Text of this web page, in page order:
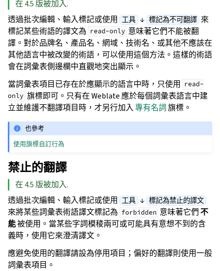
在 4.5 版被加入.
透過批次編輯、輸入標記或使用 工具 ↓ 標記為不可翻譯 來
標記某些術語的譯文為 read-only 意味著它們不能被翻
譯。對於品牌名、產品名、網域、技術名、或其他不應該在
其他語言中被改變的術語，可以使用這個方法。這樣的術語
會在詞彙表側邊欄中直觀地突出顯示。
當詞彙表項目已存在於應顯示的語言中時，只使用 read-
only 旗標即可。只有在 Weblate 應於每個詞彙表語言中建
立並維護不翻譯項目時，才另行加入專有名詞旗標。
也參考
使用旗標自訂行為
禁止的翻譯
在 4.5 版被加入.
透過批次編輯、輸入標記或使用 工具 ↓ 標記為禁止的譯文
來將某些詞彙表術語譯文標記為 forbidden 意味著它們不
能被使用。當某些字詞模稜兩可或可能具有意想不到的含
義時，使用它來澄清譯文。
應避免使用的翻譯請設為停用項目；偏好的翻譯則使用一般
詞彙表項目。